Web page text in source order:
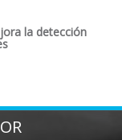
la detección